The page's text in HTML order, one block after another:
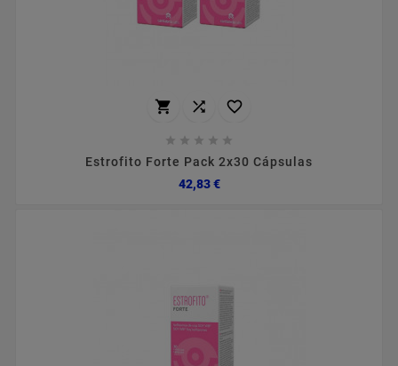
  
    
Estrofito Forte Pack 2x30 Cápsulas
42,83 €Preço